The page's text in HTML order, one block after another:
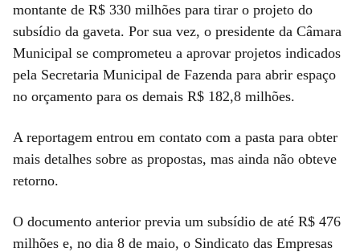
montante de R$ 330 milhões para tirar o projeto do
subsídio da gaveta. Por sua vez, o presidente da Câmara
Municipal se comprometeu a aprovar projetos indicados
pela Secretaria Municipal de Fazenda para abrir espaço
no orçamento para os demais R$ 182,8 milhões.
A reportagem entrou em contato com a pasta para obter
mais detalhes sobre as propostas, mas ainda não obteve
retorno.
O documento anterior previa um subsídio de até R$ 476
milhões e, no dia 8 de maio, o Sindicato das Empresas